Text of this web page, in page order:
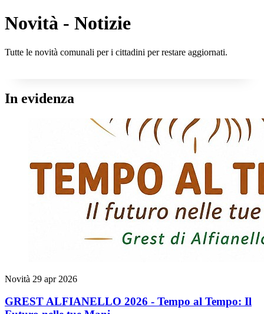
Novità - Notizie
Tutte le novità comunali per i cittadini per restare aggiornati.
In evidenza
Novità 29 apr 2026
GREST ALFIANELLO 2026 - Tempo al Tempo: Il